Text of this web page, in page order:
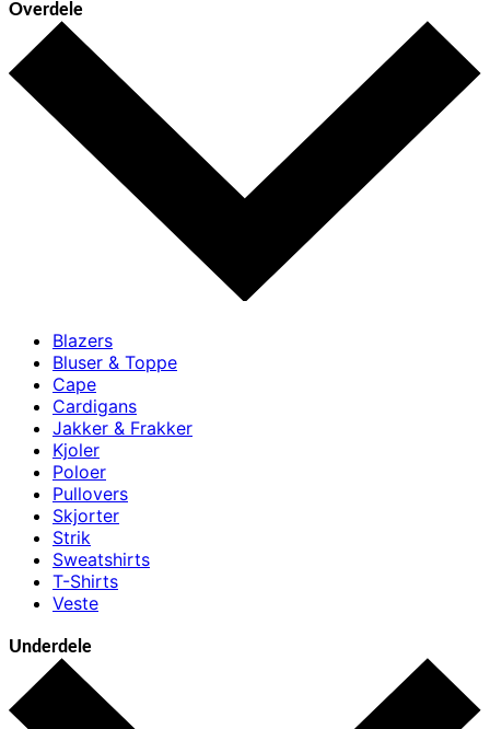
Overdele
Blazers
Bluser & Toppe
Cape
Cardigans
Jakker & Frakker
Kjoler
Poloer
Pullovers
Skjorter
Strik
Sweatshirts
T-Shirts
Veste
Underdele